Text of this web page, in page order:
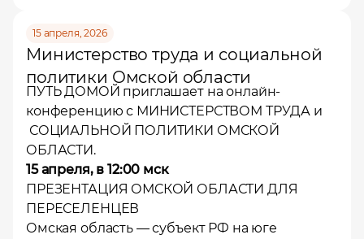
15 апреля, 2026
Министерство труда и социальной
политики Омской области
ПУТЬ ДОМОЙ приглашает на онлайн-
конференцию с МИНИСТЕРСТВОМ ТРУДА и
СОЦИАЛЬНОЙ ПОЛИТИКИ ОМСКОЙ
ОБЛАСТИ.
15 апреля, в 12:00 мск
ПРЕЗЕНТАЦИЯ ОМСКОЙ ОБЛАСТИ ДЛЯ
ПЕРЕСЕЛЕНЦЕВ
Омская область — субъект РФ на юге